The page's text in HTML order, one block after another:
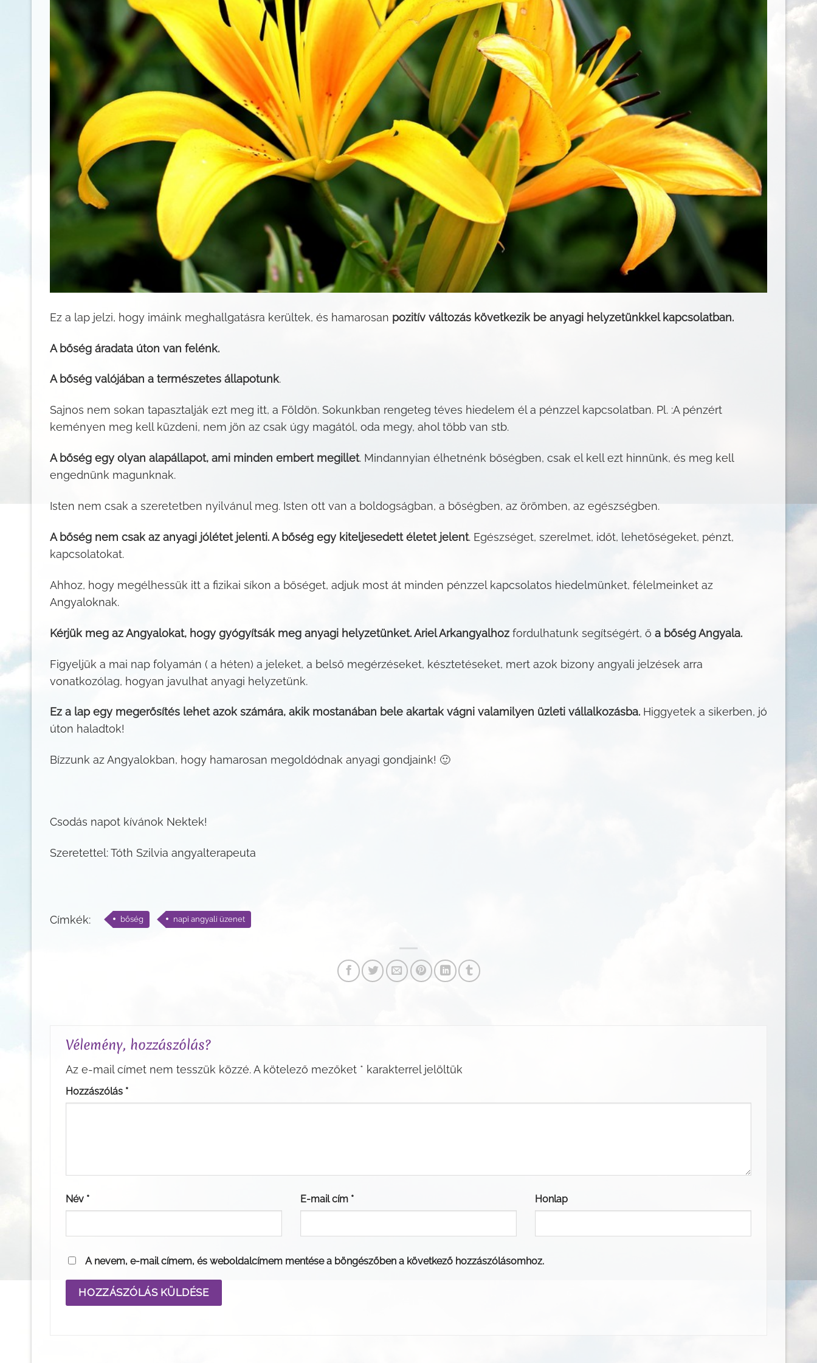
Ez a lap jelzi, hogy imáink meghallgatásra kerültek, és hamarosan pozitív változás következik be anyagi helyzetünkkel kapcsolatban.
A bőség áradata úton van felénk.
A bőség valójában a természetes állapotunk.
Sajnos nem sokan tapasztalják ezt meg itt, a Földön. Sokunkban rengeteg téves hiedelem él a pénzzel kapcsolatban. Pl. :A pénzért
keményen meg kell küzdeni, nem jön az csak úgy magától, oda megy, ahol több van stb.
A bőség egy olyan alapállapot, ami minden embert megillet. Mindannyian élhetnénk bőségben, csak el kell ezt hinnünk, és meg kell
engednünk magunknak.
Isten nem csak a szeretetben nyilvánul meg. Isten ott van a boldogságban, a bőségben, az örömben, az egészségben.
A bőség nem csak az anyagi jólétet jelenti. A bőség egy kiteljesedett életet jelent. Egészséget, szerelmet, időt, lehetőségeket, pénzt,
kapcsolatokat.
Ahhoz, hogy megélhessük itt a fizikai síkon a bőséget, adjuk most át minden pénzzel kapcsolatos hiedelmünket, félelmeinket az
Angyaloknak.
Kérjük meg az Angyalokat, hogy gyógyítsák meg anyagi helyzetünket. Ariel Arkangyalhoz fordulhatunk segítségért, ő a bőség Angyala.
Figyeljük a mai nap folyamán ( a héten) a jeleket, a belső megérzéseket, késztetéseket, mert azok bizony angyali jelzések arra
vonatkozólag, hogyan javulhat anyagi helyzetünk.
Ez a lap egy megerősítés lehet azok számára, akik mostanában bele akartak vágni valamilyen üzleti vállalkozásba. Higgyetek a sikerben, jó
úton haladtok!
Bízzunk az Angyalokban, hogy hamarosan megoldódnak anyagi gondjaink! 🙂
Csodás napot kívánok Nektek!
Szeretettel: Tóth Szilvia angyalterapeuta
Címkék: bőség napi angyali üzenet
Vélemény, hozzászólás?
Az e-mail címet nem tesszük közzé.A kötelező mezőket * karakterrel jelöltük
Hozzászólás *
Név * E-mail cím * Honlap
A nevem, e-mail címem, és weboldalcímem mentése a böngészőben a következő hozzászólásomhoz.